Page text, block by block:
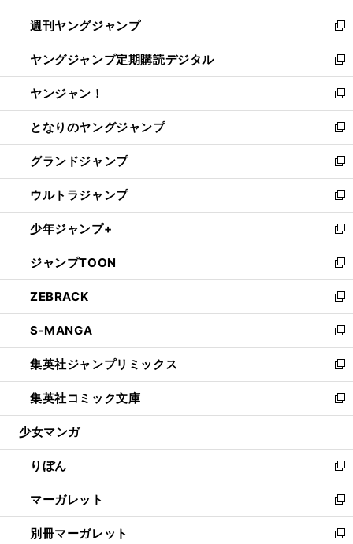
開
く
ウ
で
開
く
ン
ド
ウ
で
開
く
ウ
ィ
ン
ド
ウ
で
開
く
週刊ヤングジャンプ
新
し
い
ウ
ィ
ン
ド
ウ
で
開
く
ヤングジャンプ定期購読デジタル
新
し
い
ウ
ィ
ン
ド
ウ
で
開
く
ヤンジャン！
新
し
い
ウ
ィ
ン
ド
ウ
で
開
く
となりのヤングジャンプ
新
し
い
ウ
ィ
ン
ド
ウ
で
開
く
グランドジャンプ
新
し
い
ウ
ィ
ン
ド
ウ
で
開
く
ウルトラジャンプ
新
し
い
ウ
ィ
ン
ド
ウ
で
開
く
少年ジャンプ+
新
し
い
ウ
ィ
ン
ド
ウ
で
開
く
ジャンプTOON
新
し
い
ウ
ィ
ン
ド
ウ
で
開
ZEBRACK
新
し
い
ウ
ィ
ン
ド
ウ
開
く
S-MANGA
新
し
い
ウ
ィ
ン
ウ
で
開
く
集英社ジャンプリミックス
新
し
い
ウ
ン
ド
ウ
で
開
く
集英社コミック文庫
新
し
ウ
ィ
ン
ド
ウ
で
少女マンガ
りぼん
新
し
い
ウ
ィ
マーガレット
新
し
い
別冊マーガレット 新